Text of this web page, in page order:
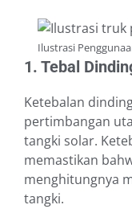
Ilustrasi
1. Tebal
Ketebalan
pertimbangan
tangki solar.
memastikan
menghitungnya
tangki.